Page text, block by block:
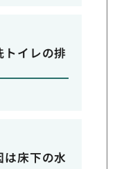
トイレの排
床下の水